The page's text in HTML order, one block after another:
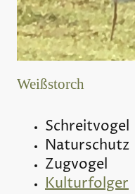
Weißstorch
Schreitvogel
Naturschutz
Zugvogel
Kulturfolger